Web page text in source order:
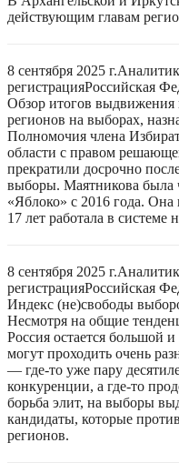
действующим главам
8 сентября 2025 г.
регистрацияРоссийская
Обзор итогов выдвижения
регионов на выборах,
Полномочия члена
области с правом
прекратили досрочно
выборы. Маятникова была
«Яблоко» с 2016 года.
17 лет работала в системе
8 сентября 2025 г.
регистрацияРоссийская
Индекс (не)свободы
Несмотря на общие
Россия остается большой
могут проходить очень
— где-то уже пару
конкуренции, а где-то
борьба элит, на выборы
кандидаты, которые
регионов.